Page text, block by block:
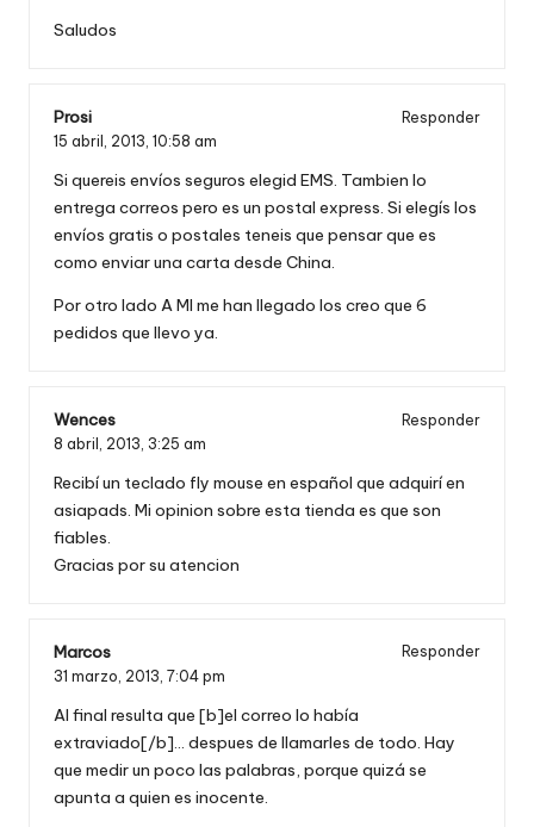
Saludos
Prosi
Responder
15 abril, 2013, 10:58 am
Si quereis envíos seguros elegid EMS. Tambien lo
entrega correos pero es un postal express. Si elegís los
envíos gratis o postales teneis que pensar que es
como enviar una carta desde China.
Por otro lado A MI me han llegado los creo que 6
pedidos que llevo ya.
Wences
Responder
8 abril, 2013, 3:25 am
Recibí un teclado fly mouse en español que adquirí en
asiapads. Mi opinion sobre esta tienda es que son
fiables.
Gracias por su atencion
Marcos
Responder
31 marzo, 2013, 7:04 pm
Al final resulta que [b]el correo lo había
extraviado[/b]… despues de llamarles de todo. Hay
que medir un poco las palabras, porque quizá se
apunta a quien es inocente.